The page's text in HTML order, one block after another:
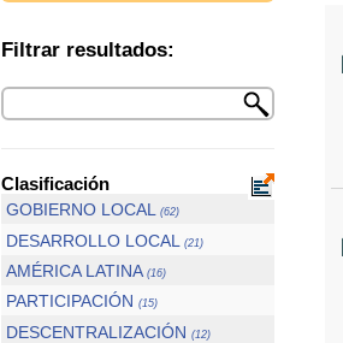
Filtrar resultados:
Clasificación
GOBIERNO LOCAL (62)
DESARROLLO LOCAL (21)
AMÉRICA LATINA (16)
PARTICIPACIÓN (15)
DESCENTRALIZACIÓN (12)